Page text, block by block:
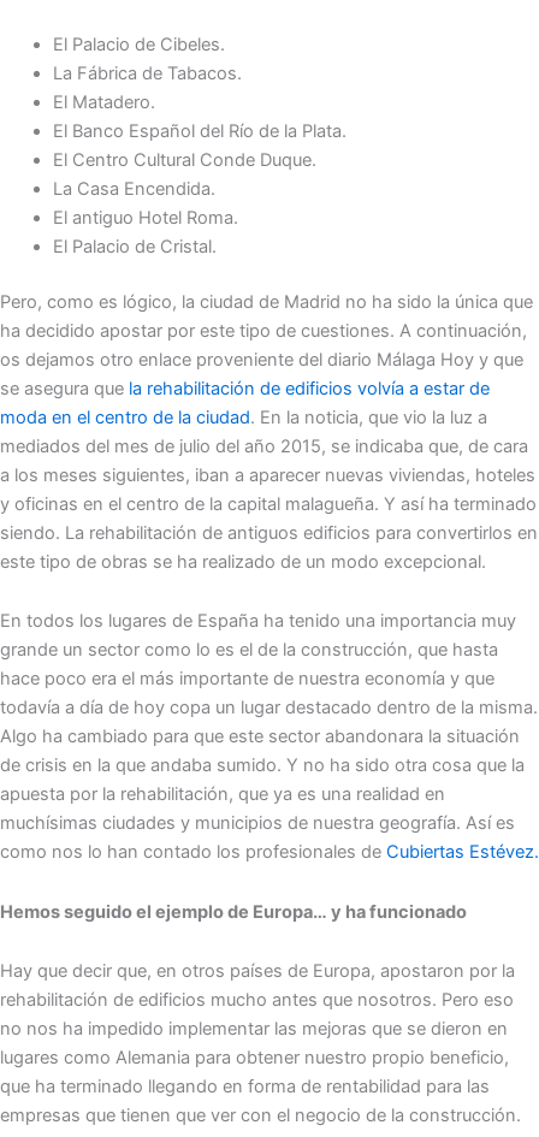
El Palacio de Cibeles.
La Fábrica de Tabacos.
El Matadero.
El Banco Español del Río de la Plata.
El Centro Cultural Conde Duque.
La Casa Encendida.
El antiguo Hotel Roma.
El Palacio de Cristal.
Pero, como es lógico, la ciudad de Madrid no ha sido la única que
ha decidido apostar por este tipo de cuestiones. A continuación,
os dejamos otro enlace proveniente del diario Málaga Hoy y que
se asegura que la rehabilitación de edificios volvía a estar de
moda en el centro de la ciudad. En la noticia, que vio la luz a
mediados del mes de julio del año 2015, se indicaba que, de cara
a los meses siguientes, iban a aparecer nuevas viviendas, hoteles
y oficinas en el centro de la capital malagueña. Y así ha terminado
siendo. La rehabilitación de antiguos edificios para convertirlos en
este tipo de obras se ha realizado de un modo excepcional.
En todos los lugares de España ha tenido una importancia muy
grande un sector como lo es el de la construcción, que hasta
hace poco era el más importante de nuestra economía y que
todavía a día de hoy copa un lugar destacado dentro de la misma.
Algo ha cambiado para que este sector abandonara la situación
de crisis en la que andaba sumido. Y no ha sido otra cosa que la
apuesta por la rehabilitación, que ya es una realidad en
muchísimas ciudades y municipios de nuestra geografía. Así es
como nos lo han contado los profesionales de Cubiertas Estévez.
Hemos seguido el ejemplo de Europa… y ha funcionado
Hay que decir que, en otros países de Europa, apostaron por la
rehabilitación de edificios mucho antes que nosotros. Pero eso
no nos ha impedido implementar las mejoras que se dieron en
lugares como Alemania para obtener nuestro propio beneficio,
que ha terminado llegando en forma de rentabilidad para las
empresas que tienen que ver con el negocio de la construcción.